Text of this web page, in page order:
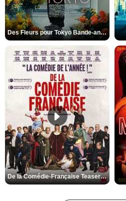
Des Fleurs pour Tokyo Bande-annonce VO STFR
De la Comédie-Française Teaser (3) VF